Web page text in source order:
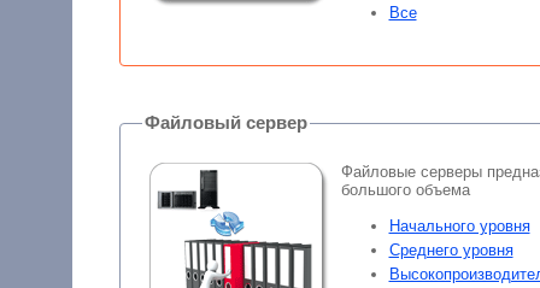
Все
Файловый сервер
Файловые серверы
большого объема
Начального уровня
Среднего уровня